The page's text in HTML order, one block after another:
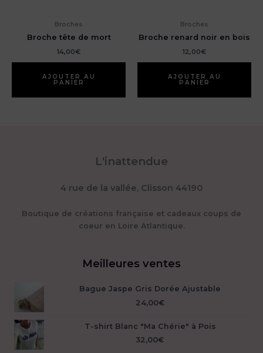
Broches
Broche tête de mort
14,00€
AJOUTER AU
PANIER
Broches
Broche renard noir en bois
12,00€
AJOUTER AU
PANIER
L'inattendue
4 rue de la vallée, Clisson 44190
Boutique de créations française et cadeaux coups de
coeur en Loire Atlantique.
Meilleures ventes
Bague Jaspe Gris Dorée Ajustable
24,00€
T-shirt Blanc "Ma Chérie" à Pois
32,00€